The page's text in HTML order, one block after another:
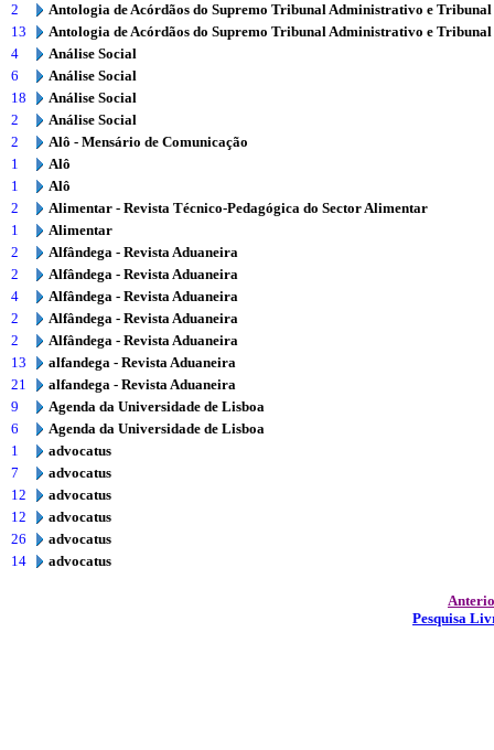
2
Antologia de Acórdãos do Supremo Tribunal Administrativo e
13
Antologia de Acórdãos do Supremo Tribunal Administrativo e
4
Análise Social
6
Análise Social
18
Análise Social
2
Análise Social
2
Alô - Mensário de Comunicação
1
Alô
1
Alô
2
Alimentar - Revista Técnico-Pedagógica do Sector Alimentar
1
Alimentar
2
Alfândega - Revista Aduaneira
2
Alfândega - Revista Aduaneira
4
Alfândega - Revista Aduaneira
2
Alfândega - Revista Aduaneira
2
Alfândega - Revista Aduaneira
13
alfandega - Revista Aduaneira
21
alfandega - Revista Aduaneira
9
Agenda da Universidade de Lisboa
6
Agenda da Universidade de Lisboa
1
advocatus
7
advocatus
12
advocatus
12
advocatus
26
advocatus
14
advocatus
Pesquisa